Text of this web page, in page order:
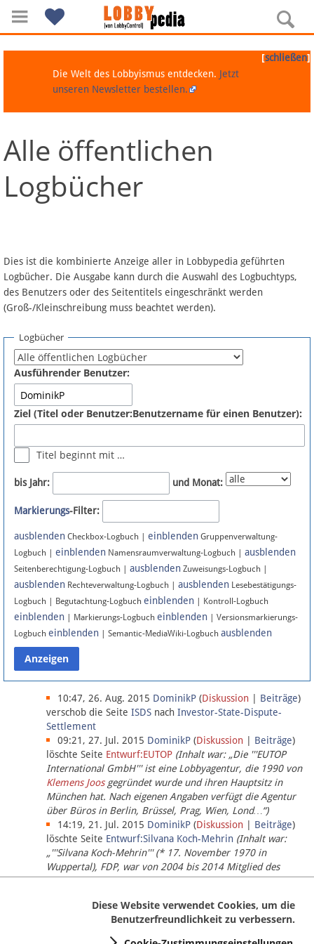
Navigation
Über Lobbypedia
Artikel nach Kategorien
FAQ
Fördermitglied werden
Fehler melden
Newsletter
Bluesky
Facebook
Instagram
Anmelden
Datenschutz
Über Lobbypedia
Impressum
[schließen]
Die Welt des Lobbyismus entdecken. Jetzt
unseren Newsletter bestellen.
Alle öffentlichen
Logbücher
Dies ist die kombinierte Anzeige aller in Lobbypedia geführten
Logbücher. Die Ausgabe kann durch die Auswahl des Logbuchtyps,
des Benutzers oder des Seitentitels eingeschränkt werden
(Groß-/Kleinschreibung muss beachtet werden).
Logbücher
Ausführender Benutzer:
Ziel (Titel oder Benutzer:Benutzername für einen Benutzer):
Titel beginnt mit …
bis Jahr: und Monat:
Markierungs-Filter:
ausblenden Checkbox-Logbuch | einblenden Gruppenverwaltung-
Logbuch | einblenden Namensraumverwaltung-Logbuch | ausblenden
Seitenberechtigung-Logbuch | ausblenden Zuweisungs-Logbuch |
ausblenden Rechteverwaltung-Logbuch | ausblenden Lesebestätigungs-
Logbuch | Begutachtung-Logbuch einblenden | Kontroll-Logbuch
einblenden | Markierungs-Logbuch einblenden | Versionsmarkierungs-
Logbuch einblenden | Semantic-MediaWiki-Logbuch ausblenden
10:47, 26. Aug. 2015 DominikP (Diskussion Beiträge)
verschob die Seite ISDS nach Investor-State-Dispute-
Settlement
09:21, 27. Jul. 2015 DominikP (Diskussion Beiträge)
löschte Seite Entwurf:EUTOP (Inhalt war: „Die '''EUTOP
International GmbH''' ist eine Lobbyagentur, die 1990 von
Klemens Joosgegründet wurde und ihren Hauptsitz in
München hat. Nach eigenen Angaben verfügt die Agentur
über Büros in Berlin, Brüssel, Prag, Wien, Lond…“)
14:19, 21. Jul. 2015 DominikP (Diskussion Beiträge)
löschte Seite Entwurf:Silvana Koch-Mehrin (Inhalt war:
„'''Silvana Koch-Mehrin''' (* 17. November 1970 in
Wuppertal), FDP, war von 2004 bis 2014 Mitglied des
Europäischen Parlaments, seit November 2014 ist sie für
Diese Website verwendet Cookies, um die
Benutzerfreundlichkeit zu verbessern.